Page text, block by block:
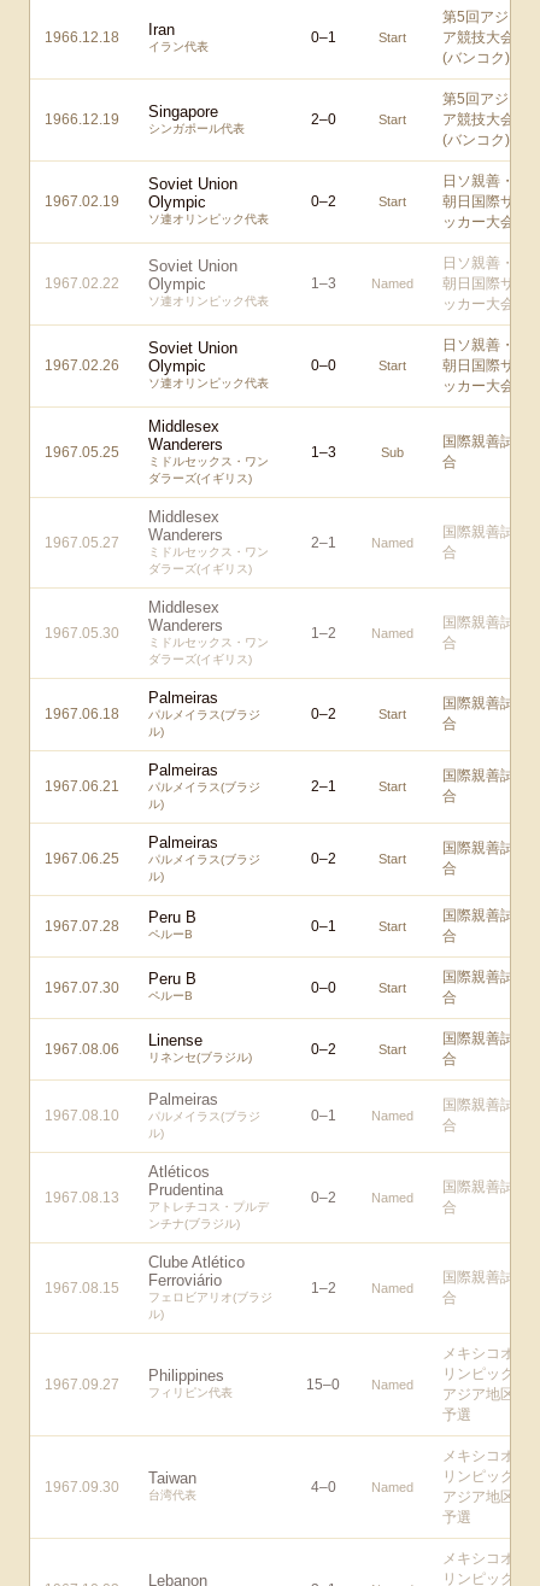
1966.12.18 Iran
イラン代表
0–1 Start
第5回アジ
ア競技大会
(バンコク)
1966.12.19 Singapore
シンガポール代表
2–0 Start
第5回アジ
ア競技大会
(バンコク)
1967.02.19
Soviet Union
Olympic
ソ連オリンピック代表
0–2 Start
日ソ親善・
朝日国際サ
ッカー大会
1967.02.22
Soviet Union
Olympic
ソ連オリンピック代表
1–3 Named
日ソ親善・
朝日国際サ
ッカー大会
1967.02.26
Soviet Union
Olympic
ソ連オリンピック代表
0–0 Start
日ソ親善・
朝日国際サ
ッカー大会
1967.05.25
Middlesex
Wanderers
ミドルセックス・ワン
ダラーズ(イギリス)
1–3 Sub
国際親善試
合
1967.05.27
Middlesex
Wanderers
ミドルセックス・ワン
ダラーズ(イギリス)
2–1 Named
国際親善試
合
1967.05.30
Middlesex
Wanderers
ミドルセックス・ワン
ダラーズ(イギリス)
1–2 Named
国際親善試
合
1967.06.18
Palmeiras
パルメイラス(ブラジ
ル)
0–2 Start
国際親善試
合
1967.06.21
Palmeiras
パルメイラス(ブラジ
ル)
2–1 Start
国際親善試
合
1967.06.25
Palmeiras
パルメイラス(ブラジ
ル)
0–2 Start
国際親善試
合
1967.07.28 Peru B
ペルーB 0–1 Start
国際親善試
合
1967.07.30 Peru B
ペルーB 0–0 Start
国際親善試
合
1967.08.06 Linense
リネンセ(ブラジル) 0–2 Start
国際親善試
合
1967.08.10
Palmeiras
パルメイラス(ブラジ
ル)
0–1 Named
国際親善試
合
1967.08.13
Atléticos
Prudentina
アトレチコス・プルデ
ンチナ(ブラジル)
0–2 Named
国際親善試
合
1967.08.15
Clube Atlético
Ferroviário
フェロビアリオ(ブラジ
ル)
1–2 Named
国際親善試
合
1967.09.27 Philippines
フィリピン代表 15–0 Named
メキシコオ
リンピック
アジア地区
予選
1967.09.30 Taiwan
台湾代表 4–0 Named
メキシコオ
リンピック
アジア地区
予選
Lebanon
メキシコオ
リンピック